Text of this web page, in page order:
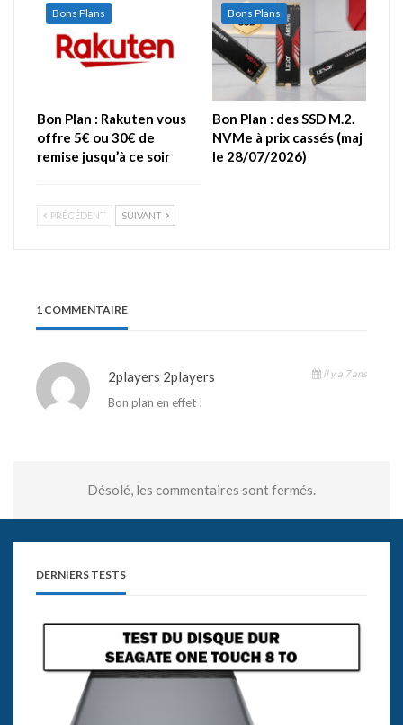
Bons Plans
Bon Plan : Rakuten vous
offre 5€ ou 30€ de
remise jusqu’à ce soir
Bons Plans
Bon Plan : des SSD M.2.
NVMe à prix cassés (maj
le 28/07/2026)
PRÉCÉDENT SUIVANT
1 COMMENTAIRE
2players 2players il y a 7 ans
Bon plan en effet !
Désolé, les commentaires sont fermés.
DERNIERS TESTS